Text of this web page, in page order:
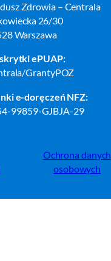
Zdrowia – Centrala
26/30
Warszawa
ePUAP:
GrantyPOZ
e-doręczeń NFZ:
99859-GJBJA-29
Ochrona danych
osobowych